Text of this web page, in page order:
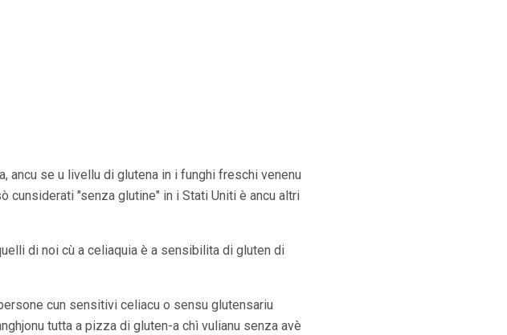
ancu se u livellu di glutena in i funghi freschi venenu
cunsiderati "senza glutine" in i Stati Uniti è ancu altri
di noi cù a celiaquia è a sensibilita di gluten di
cun sensitivi celiacu o sensu glutensariu
tutta a pizza di gluten-a chì vulianu senza avè